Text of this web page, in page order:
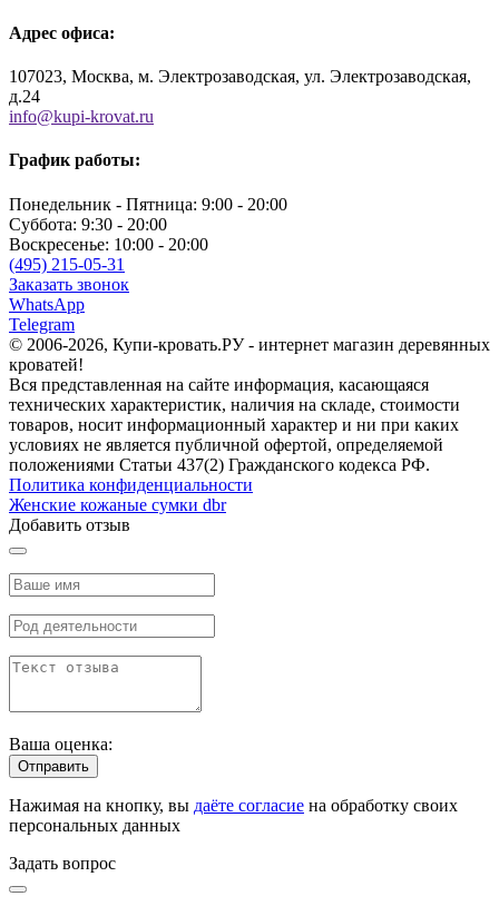
Адрес офиса:
107023, Москва, м. Электрозаводская, ул. Электрозаводская,
д.24
info@kupi-krovat.ru
График работы:
Понедельник - Пятница: 9:00 - 20:00
Суббота: 9:30 - 20:00
Воскресенье: 10:00 - 20:00
(495) 215-05-31
Заказать звонок
WhatsApp
Telegram
© 2006-2026, Купи-кровать.РУ - интернет магазин деревянных
кроватей!
Вся представленная на сайте информация, касающаяся
технических характеристик, наличия на складе, стоимости
товаров, носит информационный характер и ни при каких
условиях не является публичной офертой, определяемой
положениями Статьи 437(2) Гражданского кодекса РФ.
Политика конфиденциальности
Женские кожаные сумки dbr
Добавить отзыв
Ваша оценка:
Отправить
Нажимая на кнопку, вы даёте согласие на обработку своих
персональных данных
Задать вопрос